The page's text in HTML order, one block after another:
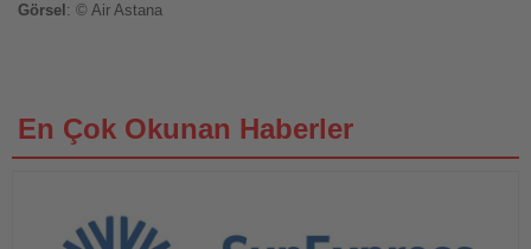
Görsel : © Air Astana
En Çok Okunan Haberler